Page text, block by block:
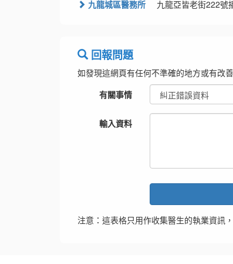
九龍城區醫務所 九龍亞皆老街222號
回報問題
如發現這網頁有任何不準確的地方或有改
有關事情
輸入資料
注意：這表格只用作收集醫生的執業資訊